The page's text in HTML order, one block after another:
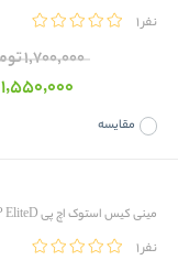
1 نفر
مقایسه
1٬700٬000 تومان
1٬550٬000 تومان
مینی کیس استوک اچ پی HP EliteD...
1 نفر